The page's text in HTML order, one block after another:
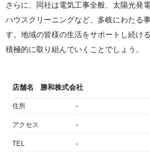
さらに、同社は電気工事全般、太陽光発
ハウスクリーニングなど、多岐にわたる
す。地域の皆様の生活をサポートし続け
積極的に取り組んでいくことでしょう。
店舗名 勝和株式会社
住所 －
アクセス －
TEL －